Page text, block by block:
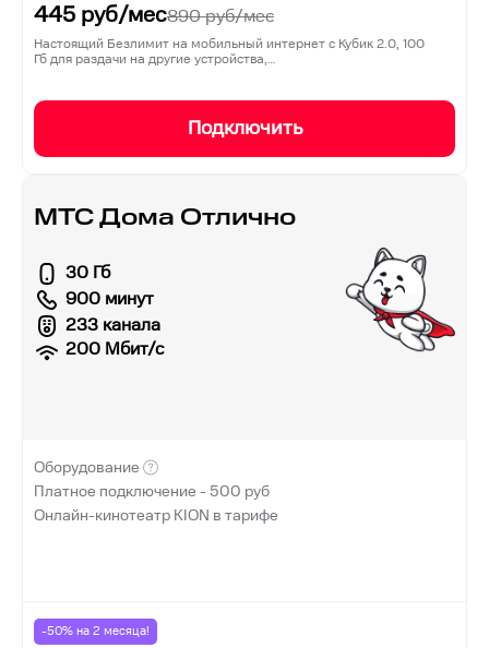
445 руб/мес890руб/мес
Настоящий Безлимит на мобильный интернет с Кубик 2.0, 100
Гб для раздачи на другие устройства,…
Подключить
МТС Дома Отлично
30 Гб
900 минут
233 канала
200 Мбит/с
Оборудование
Платное подключение -500 руб
Онлайн-кинотеатр KION в тарифе
-50% на 2 месяца!